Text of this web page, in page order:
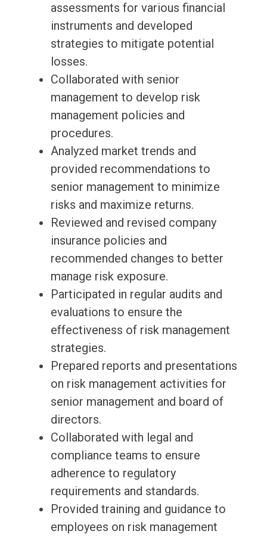
assessments for various financial
instruments and developed
strategies to mitigate potential
losses.
Collaborated with senior
management to develop risk
management policies and
procedures.
Analyzed market trends and
provided recommendations to
senior management to minimize
risks and maximize returns.
Reviewed and revised company
insurance policies and
recommended changes to better
manage risk exposure.
Participated in regular audits and
evaluations to ensure the
effectiveness of risk management
strategies.
Prepared reports and presentations
on risk management activities for
senior management and board of
directors.
Collaborated with legal and
compliance teams to ensure
adherence to regulatory
requirements and standards.
Provided training and guidance to
employees on risk management